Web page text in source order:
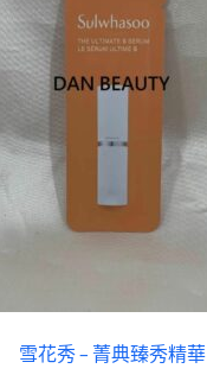
雪花秀 – 菁典臻秀精華